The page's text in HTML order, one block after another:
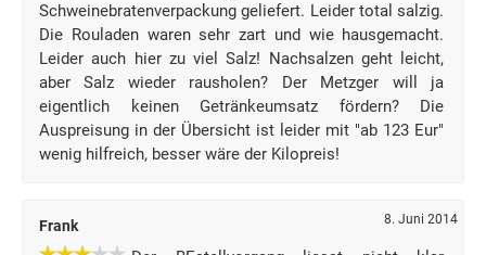
Schweinebratenverpackung geliefert. Leider total salzig.
Die Rouladen waren sehr zart und wie hausgemacht.
Leider auch hier zu viel Salz! Nachsalzen geht leicht,
aber Salz wieder rausholen? Der Metzger will ja
eigentlich keinen Getränkeumsatz fördern? Die
Auspreisung in der Übersicht ist leider mit "ab 123 Eur"
wenig hilfreich, besser wäre der Kilopreis!
Frank 8. Juni 2014